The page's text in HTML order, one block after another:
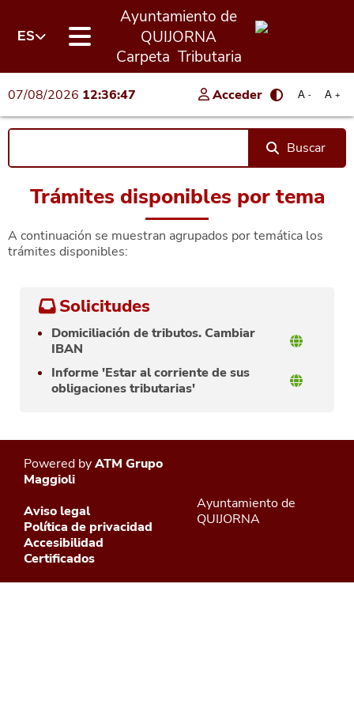
ES
Ayuntamiento de
QUIJORNA
Carpeta Tributaria
07/08/2026 12:36:47 Acceder A +
A -
Buscar
Trámites disponibles por tema
A continuación se muestran agrupados por temática los
trámites disponibles:
Solicitudes
Domiciliación de tributos. Cambiar
IBAN
Informe 'Estar al corriente de sus
obligaciones tributarias'
Powered byATM Grupo
Maggioli
Aviso legal
Política de privacidad
Accesibilidad
Certificados
Ayuntamiento de
QUIJORNA